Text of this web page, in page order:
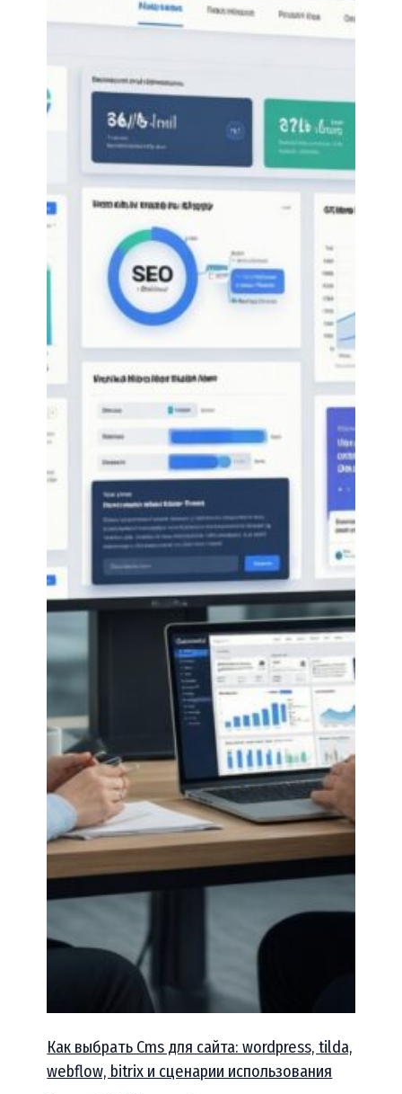
Как выбрать Cms для сайта: wordpress, tilda,
webflow, bitrix и сценарии использования